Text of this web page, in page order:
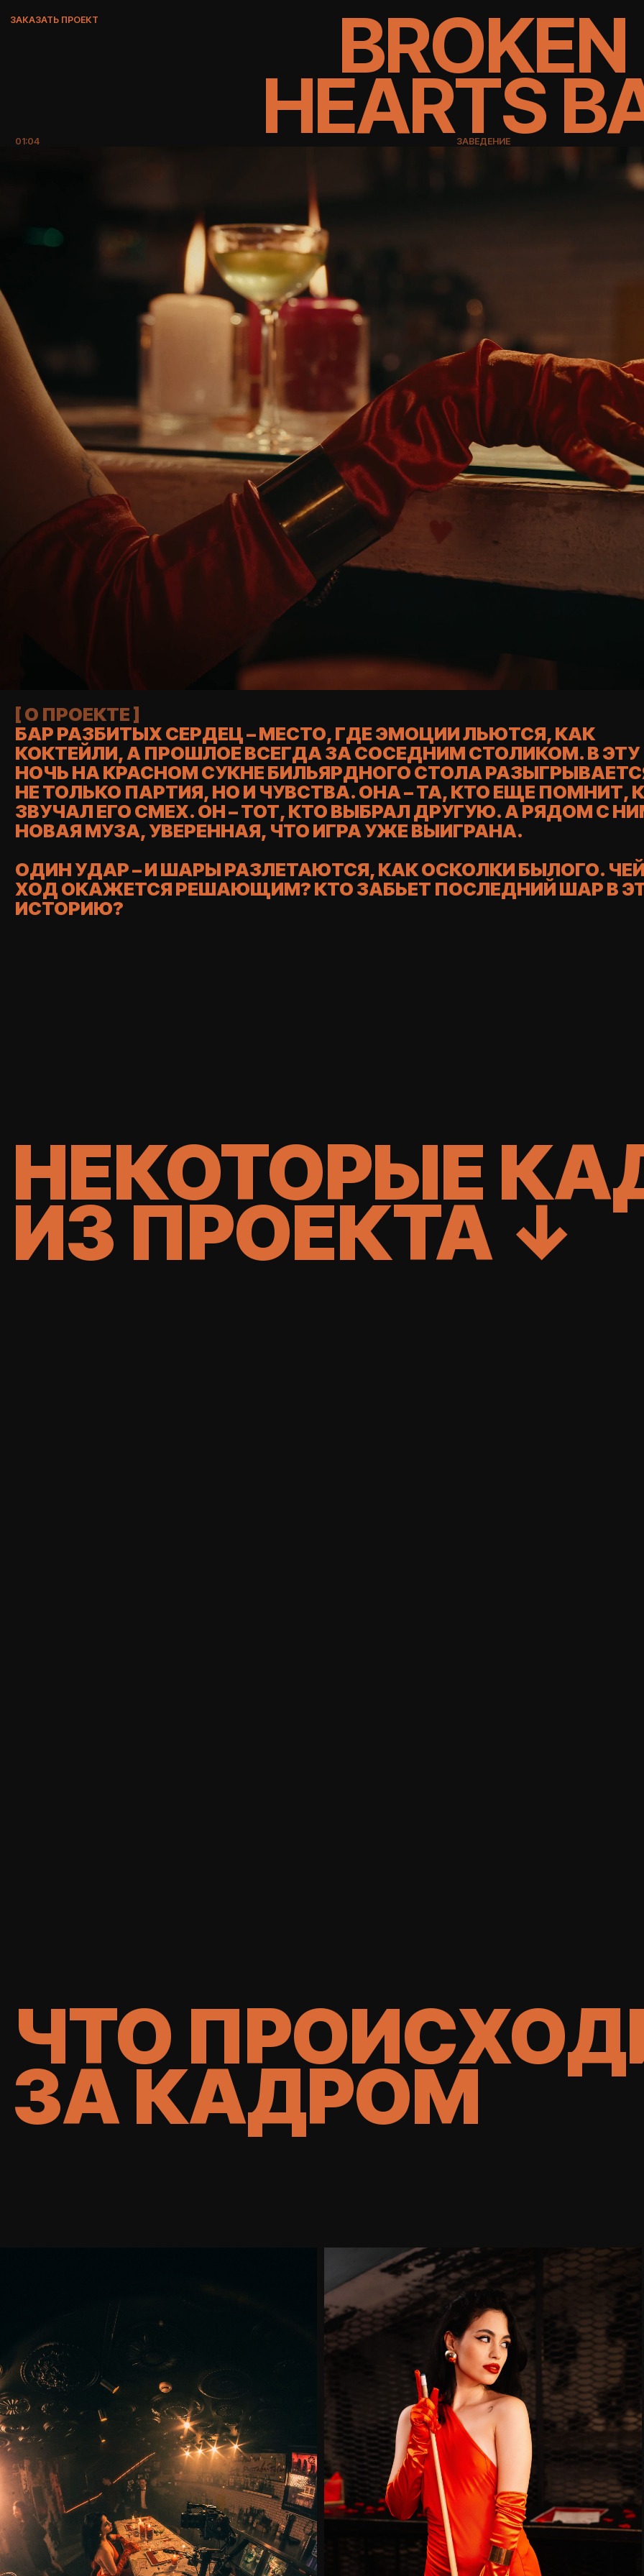
ЗАКАЗАТЬ ПРОЕКТ BROKEN
HEARTS
ЗАВЕДЕНИЕ
[ О ПРОЕКТЕ ]
КОКТЕЙЛИ, А ПРОШЛОЕ ВСЕГДА ЗА СОСЕДНИМ СТОЛИКОМ. В ЭТУ
НОЧЬ НА КРАСНОМ СУКНЕ БИЛЬЯРДНОГО СТОЛА РАЗЫГРЫВАЕТСЯ
НЕ ТОЛЬКО ПАРТИЯ, НО И ЧУВСТВА. ОНА – ТА, КТО ЕЩЕ ПОМНИТ, КАК
ЗВУЧАЛ ЕГО СМЕХ. ОН – ТОТ, КТО ВЫБРАЛ ДРУГУЮ. А РЯДОМ С НИМ –
НОВАЯ МУЗА, УВЕРЕННАЯ, ЧТО ИГРА УЖЕ ВЫИГРАНА.
ОДИН УДАР – И ШАРЫ РАЗЛЕТАЮТСЯ, КАК ОСКОЛКИ БЫЛОГО. ЧЕЙ
ХОД ОКАЖЕТСЯ РЕШАЮЩИМ? КТО ЗАБЬЕТ ПОСЛЕДНИЙ ШАР В ЭТУ
ИСТОРИЮ?
ИЗ ПРОЕКТА ↓
ЗА КАДРОМ